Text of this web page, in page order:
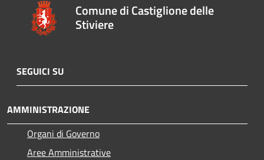
Comune di Castiglione delle
Stiviere
SEGUICI SU
AMMINISTRAZIONE
Organi di Governo
Aree Amministrative